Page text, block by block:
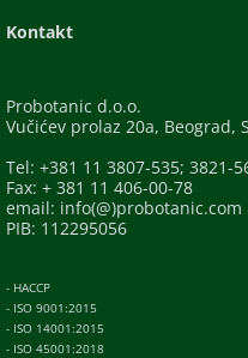
Kontakt
Probotanic d.o.o.
Vučićev prolaz 20a, Beograd,
Tel: +381 11 3807-535; 3821-
Fax: + 381 11 406-00-78
email: info(@)probotanic.com
PIB: 112295056
- HACCP
- ISO 9001:2015
- ISO 14001:2015
- ISO 45001:2018